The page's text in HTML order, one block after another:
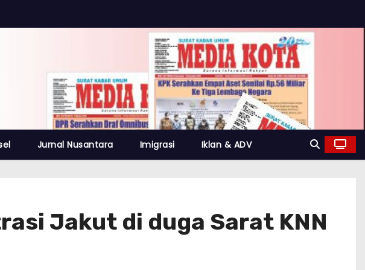
Jurnal Nusantara Imigrasi Iklan & ADV
Jakut di duga Sarat KNN